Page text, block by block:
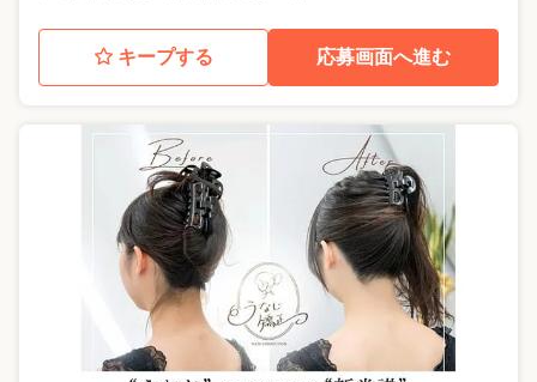
キープする 応募画面へ進む